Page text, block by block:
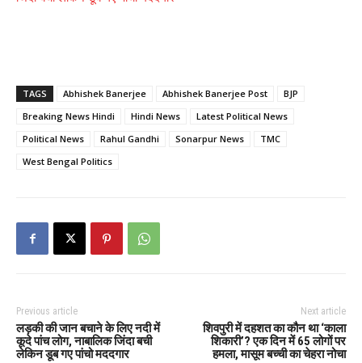
TAGS Abhishek Banerjee Abhishek Banerjee Post
BJP
Breaking News Hindi
Hindi News
Latest Political News
Political News
Rahul Gandhi Sonarpur News
TMC
West Bengal Politics
Previous article
लड़की की जान बचाने के लिए नदी में
कूदे पांच लोग, नाबालिक जिंदा बची
लेकिन डूब गए पांचो मददगार
Next article
शिवपुरी में दहशत का कौन था ‘काला
शिकारी’? एक दिन में 65 लोगों पर
हमला, मासूम बच्ची का चेहरा नोचा